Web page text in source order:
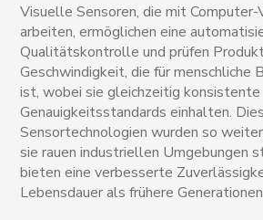
Visuelle Sensoren, die mit
arbeiten, ermöglichen eine
Qualitätskontrolle und prüfen
Geschwindigkeit, die für menschliche
ist, wobei sie gleichzeitig konsistente
Genauigkeitsstandards einhalten.
Sensortechnologien wurden so
sie rauen industriellen Umgebungen
bieten eine verbesserte
Lebensdauer als frühere